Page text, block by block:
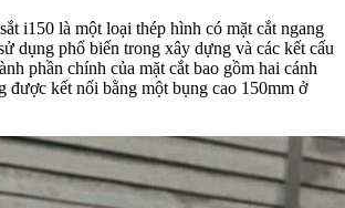
i150 là một loại thép hình có mặt cắt ngang
dụng phổ biến trong xây dựng và các kết cấu
phần chính của mặt cắt bao gồm hai cánh
được kết nối bằng một bụng cao 150mm ở